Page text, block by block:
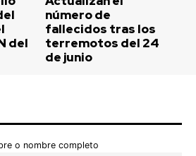
del
número de
fallecidos tras los
terremotos del 24
de junio
o nombre completo